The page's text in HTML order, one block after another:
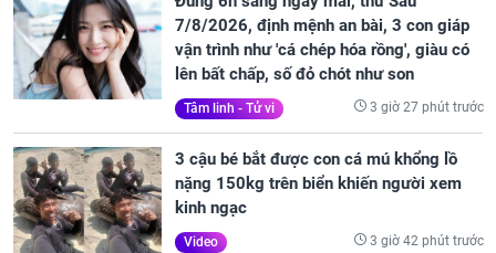
7/8/2026, định mệnh an bài, 3 con giáp
vận trình như 'cá chép hóa rồng', giàu có
lên bất chấp, số đỏ chót như son
Tâm linh - Tử vi 3 giờ 27 phút trước
3 cậu bé bắt được con cá mú khổng lồ
nặng 150kg trên biển khiến người xem
kinh ngạc
Video 3 giờ 42 phút trước